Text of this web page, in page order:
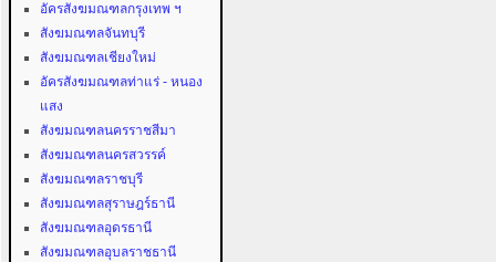
อัครสังฆมณฑลกรุงเทพ ฯ
สังฆมณฑลจันทบุรี
สังฆมณฑลเชียงใหม่
อัครสังฆมณฑลท่าแร่ - หนอง
แสง
สังฆมณฑลนครราชสีมา
สังฆมณฑลนครสวรรค์
สังฆมณฑลราชบุรี
สังฆมณฑลสุราษฎร์ธานี
สังฆมณฑลอุดรธานี
สังฆมณฑลอุบลราชธานี